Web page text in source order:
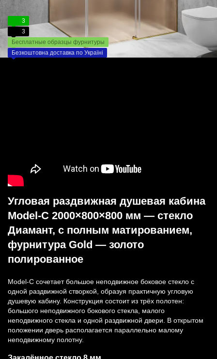
3
3
Бесплатные образцы фурнитуры
Безкоштовна доставка по Україні
Угловая раздвижная душевая кабина
Model-C 2000×800×800 мм — стекло
Диамант, с полным матированием,
фурнитура Gold — золото
полированное
Model-C сочетает большое неподвижное боковое стекло с
одной раздвижной створкой, образуя практичную угловую
душевую кабину. Конструкция состоит из трёх полотен:
большого неподвижного бокового стекла, малого
неподвижного стекла и одной раздвижной двери. В открытом
положении дверь располагается параллельно малому
неподвижному полотну.